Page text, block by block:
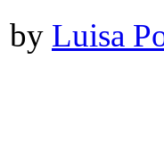
by Luisa